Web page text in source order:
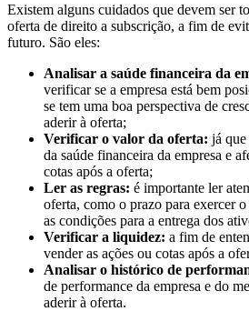
Existem alguns cuidados que devem ser
oferta de direito a subscrição, a fim de
futuro. São eles:
Analisar a saúde financeira da
verificar se a empresa está bem
se tem uma boa perspectiva de
aderir à oferta;
Verificar o valor da oferta: já
da saúde financeira da empresa e
cotas após a oferta;
Ler as regras: é importante ler
oferta, como o prazo para exercer
as condições para a entrega dos
Verificar a liquidez: a fim de
vender as ações ou cotas após a
Analisar o histórico de
de performance da empresa e do
aderir à oferta.